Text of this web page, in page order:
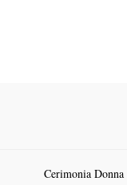
Cerimonia Donna